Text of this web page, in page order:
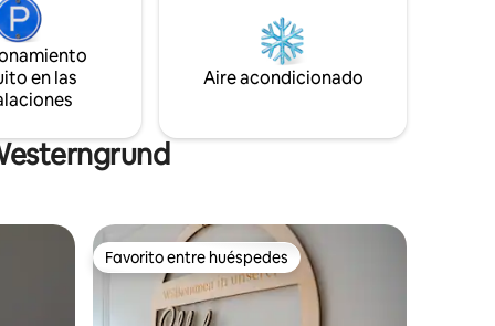
lo
que a la Feria de Frankfurt se puede
llegar en 20 minutos. El estacionamiento
gratuito justo afuera de la puerta ofrece
comodidad adicional.
en las
Aire acondicionado
Favorito entre huéspedes
Favorito entre huéspedes